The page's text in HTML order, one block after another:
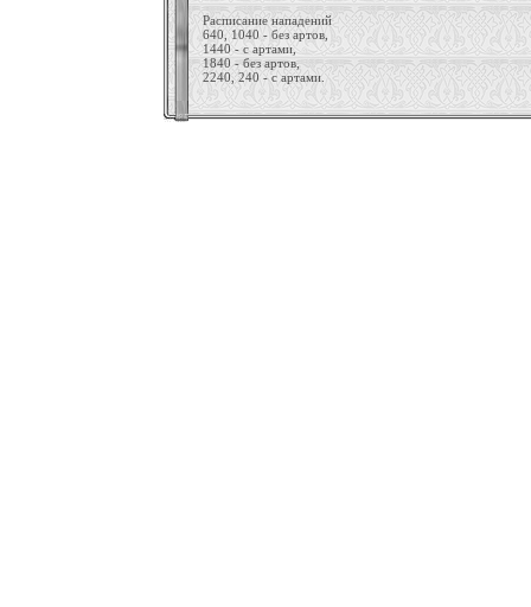
Расписание нападений
640, 1040 - без артов,
1440 - с артами,
1840 - без артов,
2240, 240 - с артами.